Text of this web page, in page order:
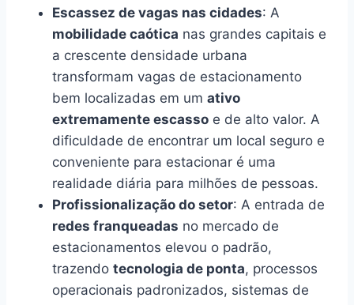
Escassez de vagas nas cidades: A
mobilidade caótica nas grandes capitais e
a crescente densidade urbana
transformam vagas de estacionamento
bem localizadas em um ativo
extremamente escasso e de alto valor. A
dificuldade de encontrar um local seguro e
conveniente para estacionar é uma
realidade diária para milhões de pessoas.
Profissionalização do setor: A entrada de
redes franqueadas no mercado de
estacionamentos elevou o padrão,
trazendo tecnologia de ponta, processos
operacionais padronizados, sistemas de